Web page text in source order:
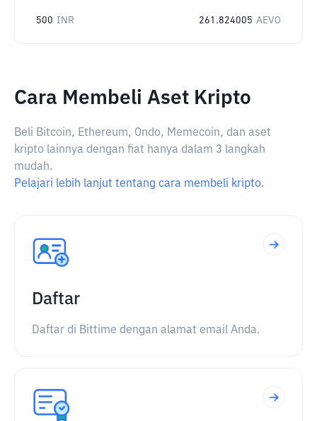
500 INR 261.824005 AEVO
Cara Membeli Aset Kripto
Beli Bitcoin, Ethereum, Ondo, Memecoin, dan aset
kripto lainnya dengan fiat hanya dalam 3 langkah
mudah.
Pelajari lebih lanjut tentang cara membeli kripto.
Daftar
Daftar di Bittime dengan alamat email Anda.